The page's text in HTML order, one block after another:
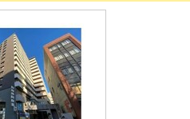
物件特集から
不動産会社から
TOP